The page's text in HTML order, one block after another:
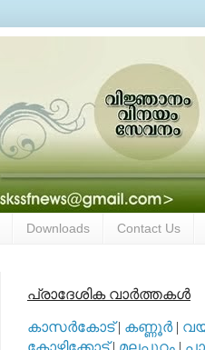
Downloads Contact Us
പ്രാദേശിക വാര്‍ത്തകള്‍
കാസര്‍കോട്| കണ്ണൂര്‍|
കോഴിക്കോട്| മലപ്പുറം |